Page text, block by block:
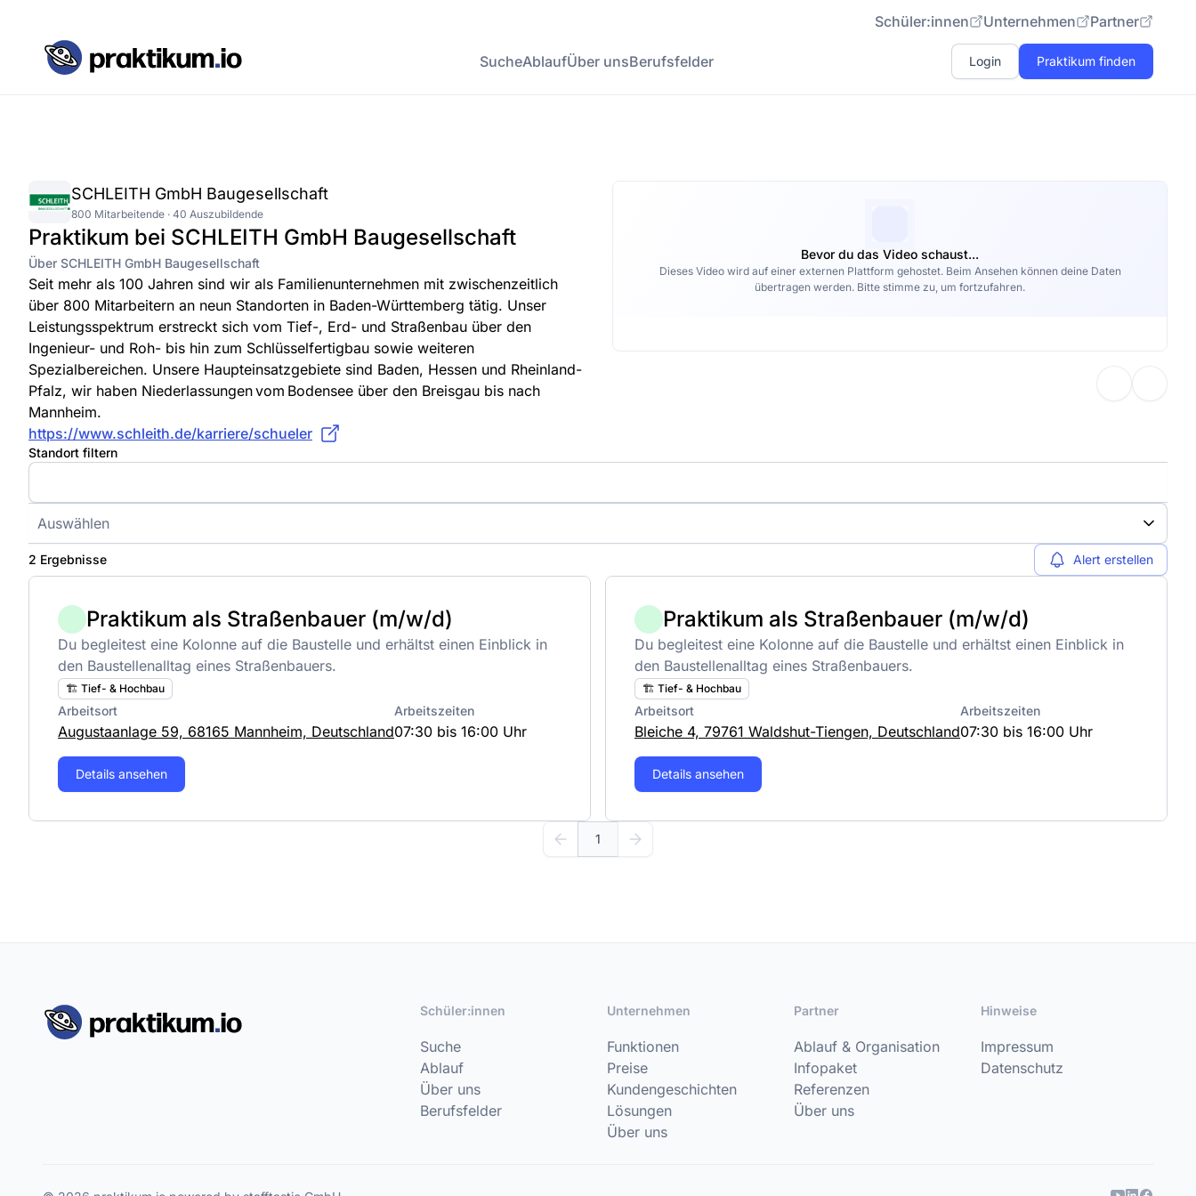
Schüler:innen Unternehmen Partner
SucheAblaufÜber unsBerufsfelder Login Praktikum finden
SCHLEITH GmbH Baugesellschaft
800 Mitarbeitende · 40 Auszubildende
Praktikum bei SCHLEITH GmbH Baugesellschaft
Über SCHLEITH GmbH Baugesellschaft
Seit mehr als 100 Jahren sind wir als Familienunternehmen mit zwischenzeitlich
über 800 Mitarbeitern an neun Standorten in Baden-Württemberg tätig. Unser
Leistungsspektrum erstreckt sich vom Tief-, Erd- und Straßenbau über den
Ingenieur- und Roh- bis hin zum Schlüsselfertigbau sowie weiteren
Spezialbereichen. Unsere Haupteinsatzgebiete sind Baden, Hessen und Rheinland-
Pfalz, wir haben Niederlassungen vom Bodensee über den Breisgau bis nach
Mannheim.
https://www.schleith.de/karriere/schueler
Bevor du das Video schaust...
Dieses Video wird auf einer externen Plattform gehostet. Beim Ansehen können deine Daten
übertragen werden. Bitte stimme zu, um fortzufahren.
Standort filtern
Auswählen
2 Ergebnisse Alert erstellen
Praktikum als Straßenbauer (m/w/d)
Du begleitest eine Kolonne auf die Baustelle und erhältst einen Einblick in
den Baustellenalltag eines Straßenbauers.
🏗️ Tief- & Hochbau
Arbeitsort
Augustaanlage 59, 68165 Mannheim, Deutschland
Arbeitszeiten
07:30 bis 16:00 Uhr
Details ansehen
Praktikum als Straßenbauer (m/w/d)
Du begleitest eine Kolonne auf die Baustelle und erhältst einen Einblick in
den Baustellenalltag eines Straßenbauers.
🏗️ Tief- & Hochbau
Arbeitsort
Bleiche 4, 79761 Waldshut-Tiengen, Deutschland
Arbeitszeiten
07:30 bis 16:00 Uhr
Details ansehen
1
Schüler:innen
Suche
Ablauf
Über uns
Berufsfelder
Unternehmen
Funktionen
Preise
Kundengeschichten
Lösungen
Über uns
Partner
Ablauf & Organisation
Infopaket
Referenzen
Über uns
Hinweise
Impressum
Datenschutz